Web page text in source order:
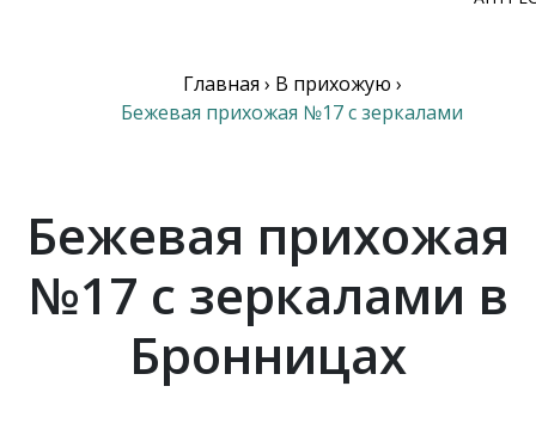
Главная › В прихожую ›
Бежевая прихожая №17 с зеркалами
Бежевая прихожая
№17 с зеркалами в
Бронницах